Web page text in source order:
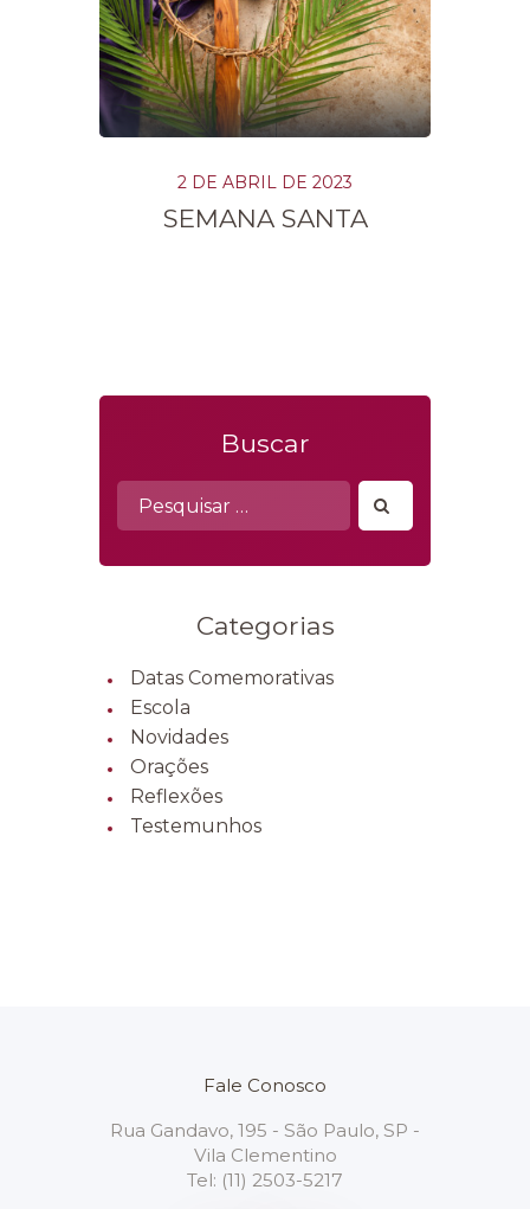
2 DE ABRIL DE 2023
SEMANA SANTA
Buscar
Pesquisar
por:
Categorias
Datas Comemorativas
Escola
Novidades
Orações
Reflexões
Testemunhos
Fale Conosco
Rua Gandavo, 195 - São Paulo, SP -
Vila Clementino
Tel: (11) 2503-5217